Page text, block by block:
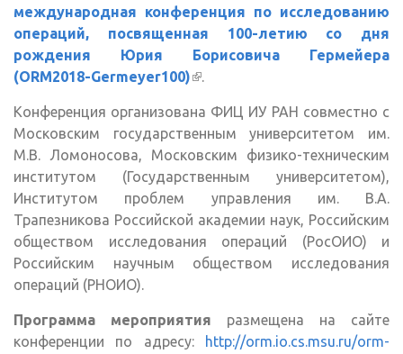
международная конференция по исследованию
операций, посвященная 100-летию со дня
рождения Юрия Борисовича Гермейера
(ORM2018-Germeyer100)(внешняя ссылка)
.
Конференция организована ФИЦ ИУ РАН совместно с
Московским государственным университетом им.
М.В. Ломоносова, Московским физико-техническим
институтом (Государственным университетом),
Институтом проблем управления им. В.А.
Трапезникова Российской академии наук, Российским
обществом исследования операций (РосОИО) и
Российским научным обществом исследования
операций (РНОИО).
Программа мероприятия размещена на сайте
конференции по адресу:
http://orm.io.cs.msu.ru/orm-